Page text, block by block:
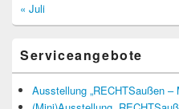
« Juli
Serviceangebote
Ausstellung „RECHTSaußen –